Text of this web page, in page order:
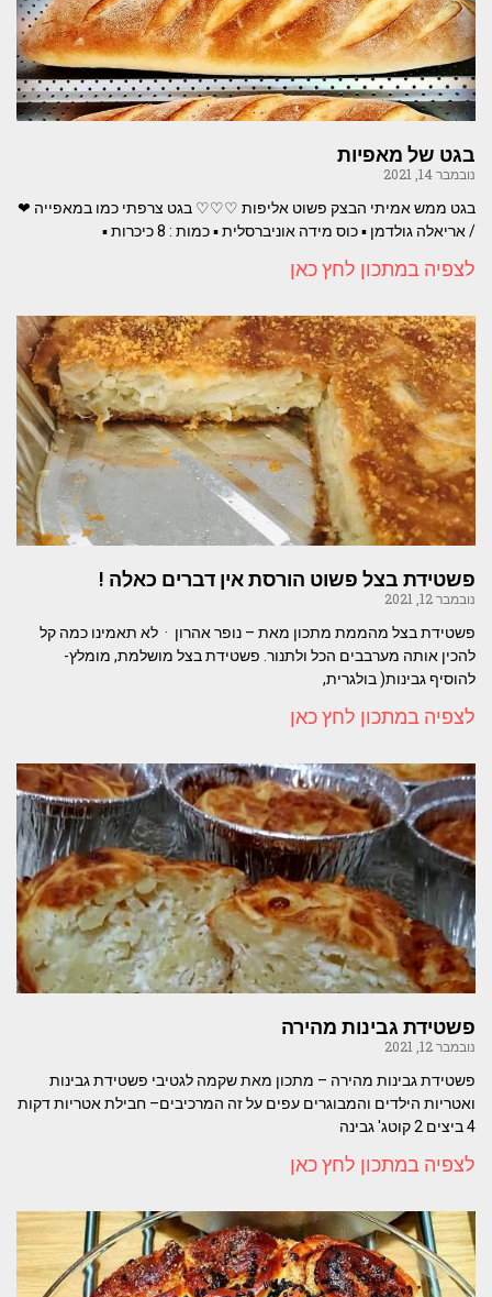
בגט של מאפיות
נובמבר 14, 2021
בגט ממש אמיתי הבצק פשוט אליפות ♡♡♡ בגט צרפתי כמו במאפייה ❤
/ אריאלה גולדמן ▪︎ כוס מידה אוניברסלית ▪︎ כמות : 8 כיכרות ▪︎
לצפיה במתכון לחץ כאן
פשטידת בצל פשוט הורסת אין דברים כאלה !
נובמבר 12, 2021
פשטידת בצל מהממת מתכון מאת – נופר אהרון · לא תאמינו כמה קל
להכין אותה מערבבים הכל ולתנור. פשטידת בצל מושלמת, מומלץ-
להוסיף גבינות( בולגרית,
לצפיה במתכון לחץ כאן
פשטידת גבינות מהירה
נובמבר 12, 2021
פשטידת גבינות מהירה – מתכון מאת שקמה לגטיבי פשטידת גבינות
ואטריות הילדים והמבוגרים עפים על זה המרכיבים– חבילת אטריות דקות
4 ביצים 2 קוטג' גבינה
לצפיה במתכון לחץ כאן